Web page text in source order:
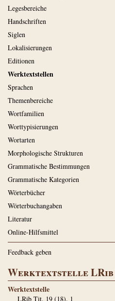
Legesbereiche
Handschriften
Siglen
Lokalisierungen
Editionen
Werktextstellen
Sprachen
Themenbereiche
Wortfamilien
Worttypisierungen
Wortarten
Morphologische Strukturen
Grammatische Bestimmungen
Grammatische Kategorien
Wörterbücher
Wörterbuchangaben
Literatur
Online-Hilfsmittel
Feedback geben
Werktextstelle LRib
Werktextstelle
LRib Tit. 19 (18), 1